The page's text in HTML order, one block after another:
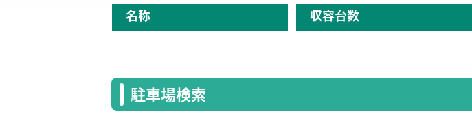
名称 収容台数
駐車場検索